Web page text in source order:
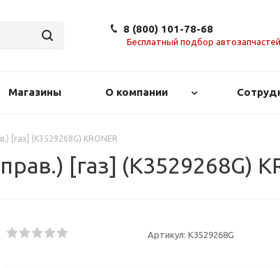
8 (800) 101-78-68
Бесплатный подбор автозапчастей
Магазины О компании
[газ] (K3529268G) KRONER
[газ] (K3529268G)
Артикул: K3529268G